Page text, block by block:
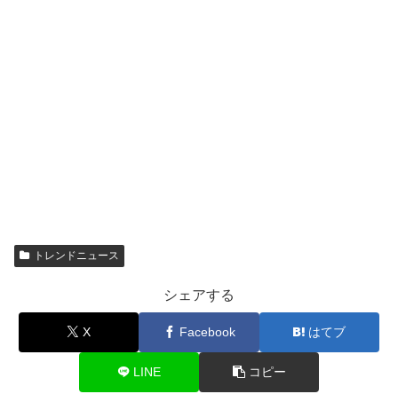
トレンドニュース
シェアする
X Facebook はてブ
LINE コピー